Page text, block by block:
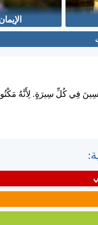
فِي كُلِّ سِيرَةٍ. لِأَنَّهُ